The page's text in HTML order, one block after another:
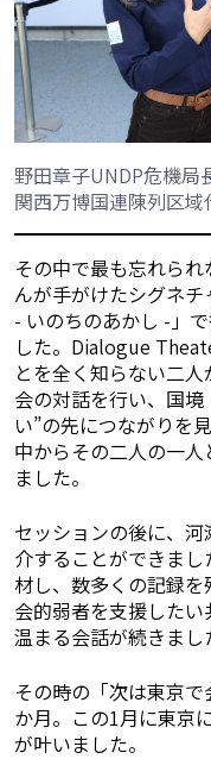
野田章子UNDP危機局
関西万博国連陳列区域
その中で最も忘れら
んが手がけたシグネ
- いのちのあかし -」
した。Dialogue
とを全く知らない二
会の対話を行い、国
い”の先につながりを
中からその二人の一
ました。
セッションの後に、
介することができま
材し、数多くの記録
会的弱者を支援した
温まる会話が続きまし
その時の「次は東京
か月。この1月に東京
が叶いました。